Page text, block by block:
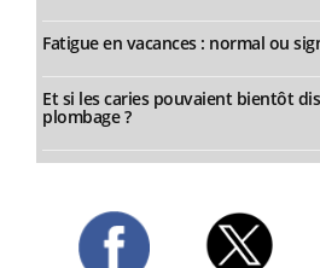
Fatigue en vacances : normal ou
Et si les caries pouvaient bientôt
plombage ?